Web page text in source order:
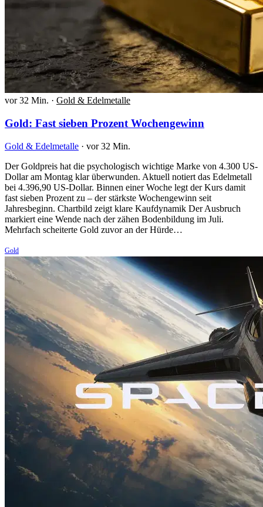
vor 32 Min. · Gold & Edelmetalle
Gold: Fast sieben Prozent Wochengewinn
Gold & Edelmetalle · vor 32 Min.
Der Goldpreis hat die psychologisch wichtige Marke von 4.300 US-
Dollar am Montag klar überwunden. Aktuell notiert das Edelmetall
bei 4.396,90 US-Dollar. Binnen einer Woche legt der Kurs damit
fast sieben Prozent zu – der stärkste Wochengewinn seit
Jahresbeginn. Chartbild zeigt klare Kaufdynamik Der Ausbruch
markiert eine Wende nach der zähen Bodenbildung im Juli.
Mehrfach scheiterte Gold zuvor an der Hürde…
Gold